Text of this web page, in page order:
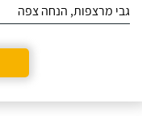
גבי מרצפות, הנחה צפה